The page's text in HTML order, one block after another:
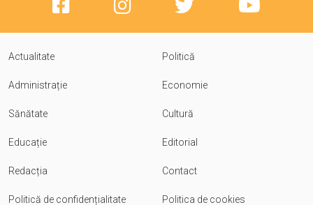
Actualitate Politică
Administrație Economie
Sănătate Cultură
Educație Editorial
Redacția Contact
Politică de confidențialitate Politica de cookies